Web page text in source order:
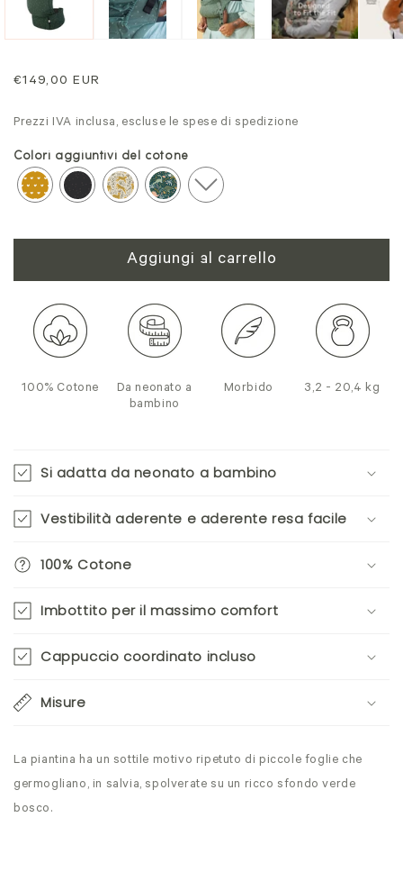
Prezzo
€149,00 EUR
Prezzi IVA inclusa, escluse le spese di spedizione
Colori aggiuntivi del cotone
Aggiungi al carrello
100% Cotone
Da neonato a
bambino
Morbido 3,2 - 20,4 kg
Si adatta da neonato a bambino
Vestibilità aderente e aderente resa facile
100% Cotone
Imbottito per il massimo comfort
Cappuccio coordinato incluso
Misure
La piantina ha un sottile motivo ripetuto di piccole foglie che
germogliano, in salvia, spolverate su un ricco sfondo verde
bosco.